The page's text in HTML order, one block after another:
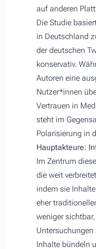
auf anderen
Die Studie
in Deutschland
der deutschen
konservativ.
Autoren eine
Nutzer*innen
Vertrauen in
steht im
Polarisierung in
Hauptakteure:
Im Zentrum
die weit
indem sie
eher
weniger
Inhalte bündeln